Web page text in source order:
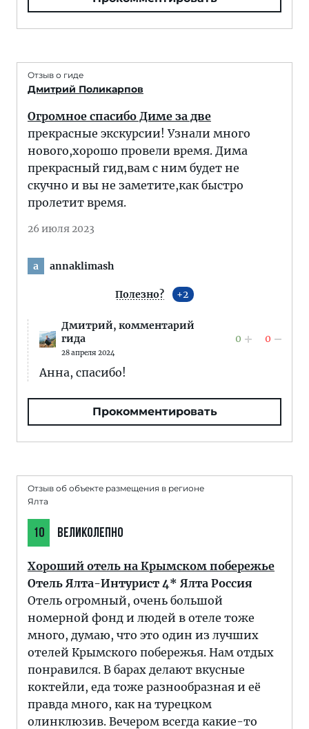
Отзыв о гиде
Дмитрий Поликарпов
Огромное спасибо Диме за две
прекрасные экскурсии! Узнали много
нового,хорошо провели время. Дима
прекрасный гид,вам с ним будет не
скучно и вы не заметите,как быстро
пролетит время.
26 июля 2023
a annaklimash
Полезно? 2
Дмитрий, комментарий
гида
28 апреля 2024
0 0
Анна, спасибо!
Прокомментировать
Отзыв об объекте размещения в регионе
Ялта
10 ВЕЛИКОЛЕПНО
Хороший отель на Крымском побережье
Отель Ялта-Интурист 4* Ялта Россия
Отель огромный, очень большой
номерной фонд и людей в отеле тоже
много, думаю, что это один из лучших
отелей Крымского побережья. Нам отдых
понравился. В барах делают вкусные
коктейли, еда тоже разнообразная и её
правда много, как на турецком
олинклюзив. Вечером всегда какие-то